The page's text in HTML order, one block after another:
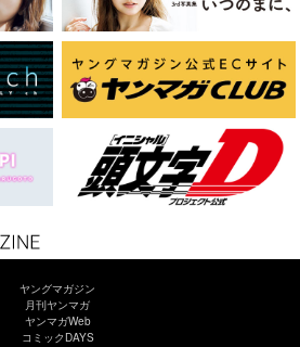
ヤングマガジン
月刊ヤンマガ
ヤンマガWeb
コミックDAYS